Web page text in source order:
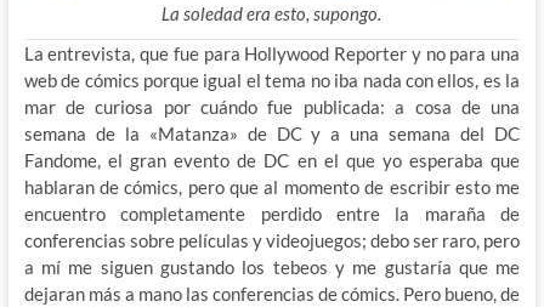
La soledad era esto, supongo.
La entrevista, que fue para Hollywood Reporter y no para una
web de cómics porque igual el tema no iba nada con ellos, es la
mar de curiosa por cuándo fue publicada: a cosa de una
semana de la «Matanza» de DC y a una semana del DC
Fandome, el gran evento de DC en el que yo esperaba que
hablaran de cómics, pero que al momento de escribir esto me
encuentro completamente perdido entre la maraña de
conferencias sobre películas y videojuegos; debo ser raro, pero
a mí me siguen gustando los tebeos y me gustaría que me
dejaran más a mano las conferencias de cómics. Pero bueno, de